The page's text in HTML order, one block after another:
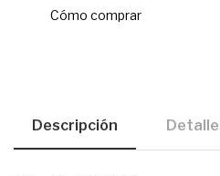
Cómo comprar
Descripción